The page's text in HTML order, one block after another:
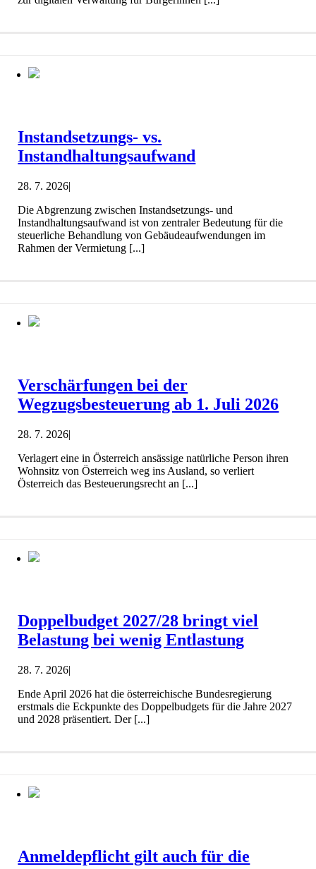
Instandsetzungs- vs.
Instandhaltungsaufwand
28. 7. 2026|
Die Abgrenzung zwischen Instandsetzungs- und
Instandhaltungsaufwand ist von zentraler Bedeutung für die
steuerliche Behandlung von Gebäudeaufwendungen im
Rahmen der Vermietung [...]
Verschärfungen bei der
Wegzugsbesteuerung ab 1. Juli 2026
28. 7. 2026|
Verlagert eine in Österreich ansässige natürliche Person ihren
Wohnsitz von Österreich weg ins Ausland, so verliert
Österreich das Besteuerungsrecht an [...]
Doppelbudget 2027/28 bringt viel
Belastung bei wenig Entlastung
28. 7. 2026|
Ende April 2026 hat die österreichische Bundesregierung
erstmals die Eckpunkte des Doppelbudgets für die Jahre 2027
und 2028 präsentiert. Der [...]
Anmeldepflicht gilt auch für die